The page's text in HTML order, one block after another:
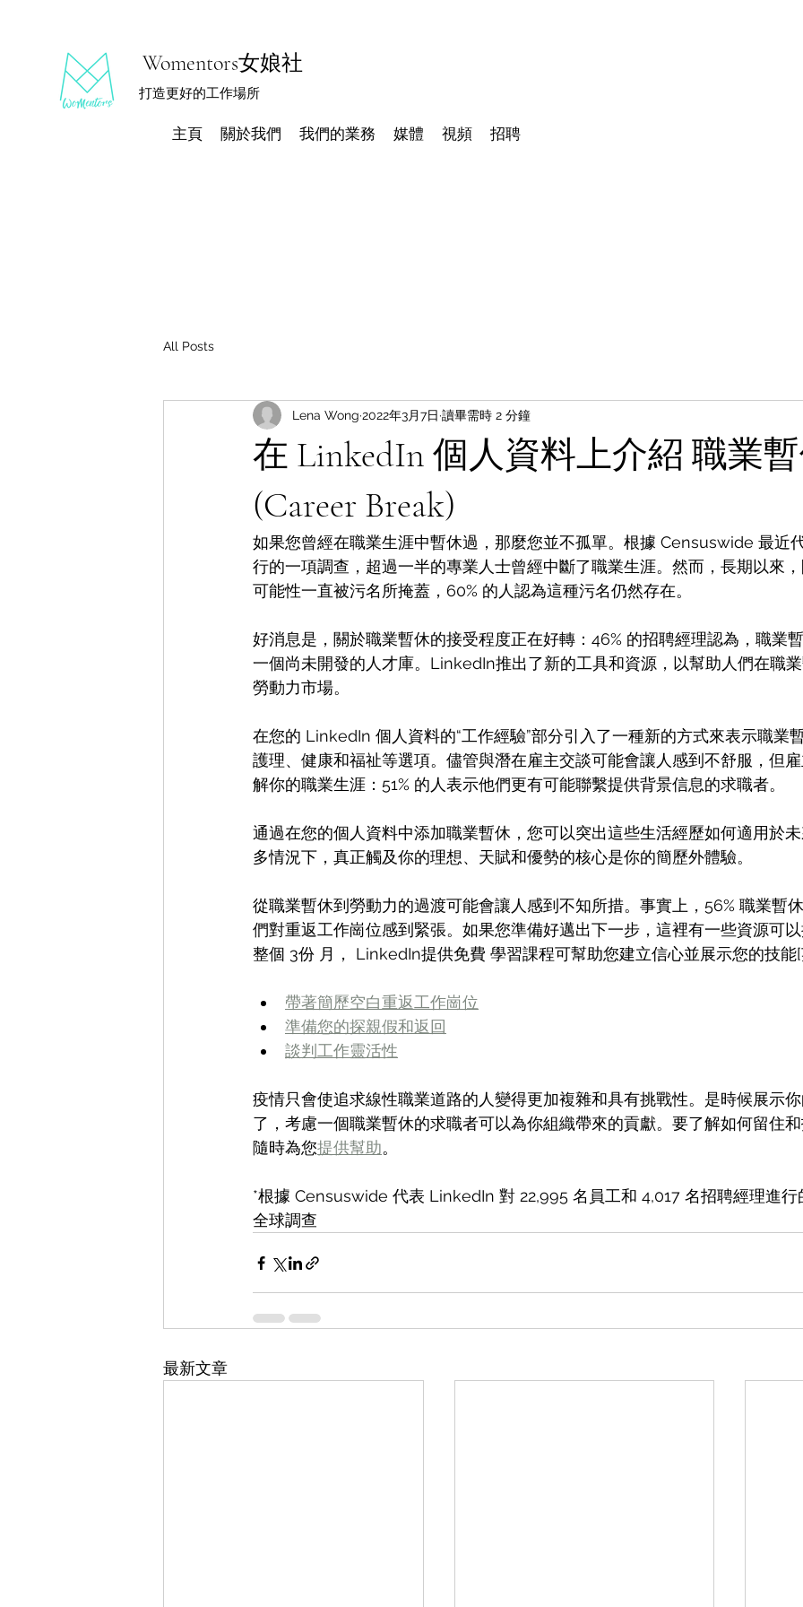
Womentors女娘社
打造更好的工作場所
主頁 關於我們 我們的業務 媒體 視頻 招聘
All Posts
在 LinkedIn 個人資料上介紹 職業
(Career Break)
Lena Wong 2022年3月7日 讀畢需時 2 分鐘
如果您曾經在職業生涯中暫休過，那麼您並不孤單。根據 Censuswide 最近
行的一項調查，超過一半的專業人士曾經中斷了職業生涯。然而，長期以來
可能性一直被污名所掩蓋，60% 的人認為這種污名仍然存在。
好消息是，關於職業暫休的接受程度正在好轉：46% 的招聘經理認為，職業
一個尚未開發的人才庫。LinkedIn推出了新的工具和資源，以幫助人們在職
勞動力市場。
在您的 LinkedIn 個人資料的“工作經驗”部分引入了一種新的方式來表示職業
護理、健康和福祉等選項。儘管與潛在雇主交談可能會讓人感到不舒服，但
解你的職業生涯：51% 的人表示他們更有可能聯繫提供背景信息的求職者。
通過在您的個人資料中添加職業暫休，您可以突出這些生活經歷如何適用於
多情況下，真正觸及你的理想、天賦和優勢的核心是你的簡歷外體驗。
從職業暫休到勞動力的過渡可能會讓人感到不知所措。事實上，56% 職業暫
們對重返工作崗位感到緊張。如果您準備好邁出下一步，這裡有一些資源可
整個 3份 月， LinkedIn提供免費 學習課程可幫助您建立信心並展示您的技能
帶著簡歷空白重返工作崗位
準備您的探親假和返回
談判工作靈活性
疫情只會使追求線性職業道路的人變得更加複雜和具有挑戰性。是時候展示
了，考慮一個職業暫休的求職者可以為你組織帶來的貢獻。要了解如何留住
隨時為您提供幫助。
*根據 Censuswide 代表 LinkedIn 對 22,995 名員工和 4,017 名招聘經理進行
全球調查
最新文章